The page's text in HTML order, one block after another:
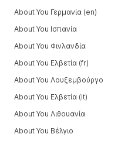
About You Γερμανία (en)
About You Ισπανία
About You Φινλανδία
About You Ελβετία (fr)
About You Λουξεμβούργο
About You Ελβετία (it)
About You Λιθουανία
About You Βέλγιο